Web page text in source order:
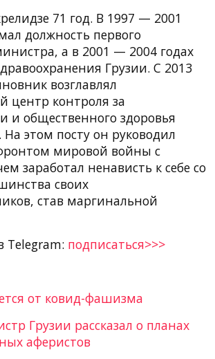
71 год. В 1997 — 2001
должность первого
а в 2001 — 2004 годах
Грузии. С 2013
возглавлял
центр контроля за
и общественного здоровья
На этом посту он руководил
мировой войны с
заработал ненависть к себе со
своих
став маргинальной
Telegram: подписаться>>>
от ковид-фашизма
Грузии рассказал о планах
аферистов